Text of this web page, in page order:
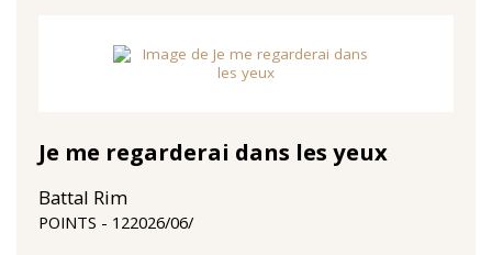
Je me regarderai dans les yeux
Battal Rim
POINTS 12‏/06‏/2026